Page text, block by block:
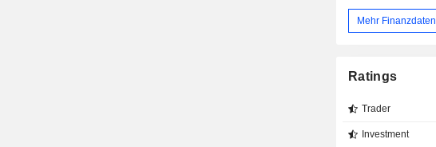
Mehr Finanzdaten
Ratings
Trader
Investment